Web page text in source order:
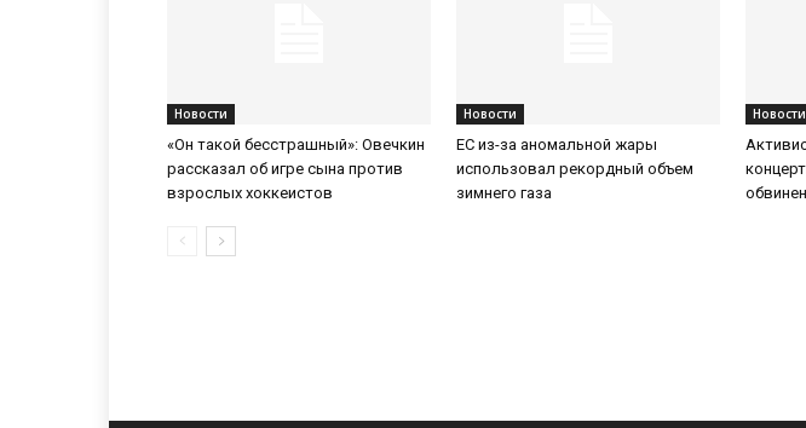
Новости
«Он такой бесстрашный»: Овечкин
рассказал об игре сына против
взрослых хоккеистов
Новости
ЕС из-за аномальной жары
использовал рекордный объем
зимнего газа
Новости